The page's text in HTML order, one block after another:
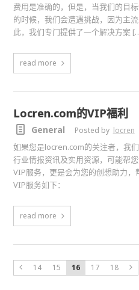
费用是准确的，但是，当我们的目
的时候，我们会遭遇挑战，因为主
此，我们专门提供了一个解决方案
read more
Locren.com的VIP福利
General Posted by locren
如果您是locren.com的关注者，我
行业情报资讯及实用资源，可能帮
VIP服务，更是会为您的创想助力
VIP服务如下：
read more
14 15 16 17 18